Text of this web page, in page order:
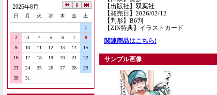
2026年8月
日 月 火 水 木 金 土
1
2
3 4 5 6 7
8
9
10 11 12 13 14
15
16
17 18 19 20 21
22
23
24 25 26 27 28
29
30
31
【出版社】双葉社
【発売日】2026/02/12
【判形】B6判
【ZIN特典】イラストカード
関連商品はこちら!
サンプル画像